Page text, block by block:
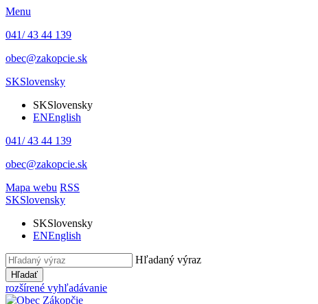
Menu
041/ 43 44 139
obec@zakopcie.sk
SKSlovensky
SKSlovensky
ENEnglish
041/ 43 44 139
obec@zakopcie.sk
Mapa webu RSS
SKSlovensky
SKSlovensky
ENEnglish
Hľadaný výraz
Hľadať
rozšírené vyhľadávanie